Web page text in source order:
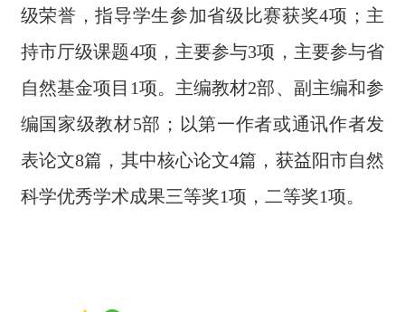
级荣誉，指导学生参加省级比赛获奖4项；主
持市厅级课题4项，主要参与3项，主要参与省
自然基金项目1项。主编教材2部、副主编和参
编国家级教材5部；以第一作者或通讯作者发
表论文8篇，其中核心论文4篇，获益阳市自然
科学优秀学术成果三等奖1项，二等奖1项。